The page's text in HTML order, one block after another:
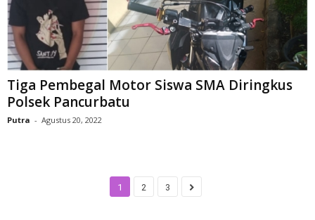
Tiga Pembegal Motor Siswa SMA Diringkus
Polsek Pancurbatu
Putra - Agustus 20, 2022
1 2 3